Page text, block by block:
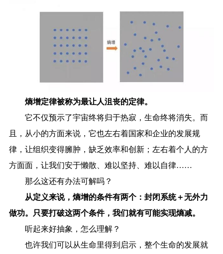
熵增定律被称为最让人沮丧的定律。
它不仅预示了宇宙终将归于热寂，生命终将消失。而
且，从小的方面来说，它也左右着国家和企业的发展规
律，让组织变得臃肿，缺乏效率和创新；左右着个人的方
方面面，让我们安于懒散、难以坚持、难以自律……
那么这还有办法可解吗？
从定义来说，熵增的条件有两个：封闭系统＋无外力
做功。只要打破这两个条件，我们就有可能实现熵减。
听起来好抽象，怎么理解？
也许我们可以从生命里得到启示，整个生命的发展就